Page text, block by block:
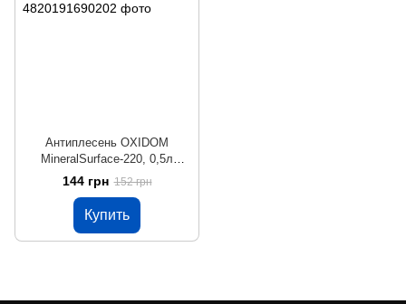
Антиплесень OXIDOM
MineralSurface-220, 0,5л
(триггер), антиплесень
144 грн 152 грн
Купить